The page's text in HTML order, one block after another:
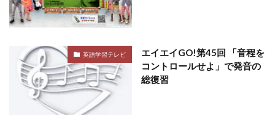
英語学習テレビ
エイエイGO!第45回 「音程を
コントロールせよ」で発音の
総復習